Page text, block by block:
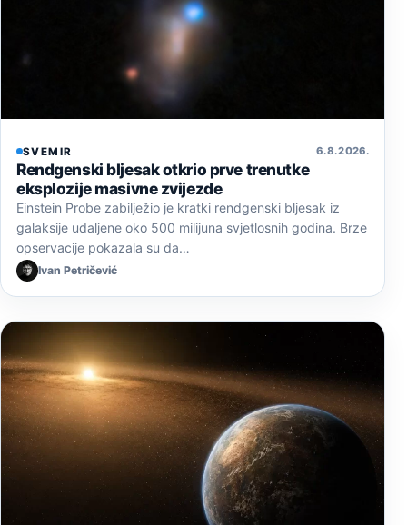
SVEMIR 6. 8. 2026.
Rendgenski bljesak otkrio prve trenutke
eksplozije masivne zvijezde
Einstein Probe zabilježio je kratki rendgenski bljesak iz
galaksije udaljene oko 500 milijuna svjetlosnih godina. Brze
opservacije pokazala su da…
Ivan Petričević